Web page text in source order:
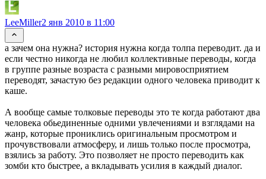
LeeMiller2 янв 2010 в 11:00
а зачем она нужна? история нужна когда толпа переводит. да и
если честно никогда не любил коллективные переводы, когда
в группе разные возраста с разными мировосприятием
переводят, зачастую без редакции одного человека приводит к
каше.
А вообще самые толковые переводы это те когда работают два
человека обьединенные одними увлечениями и взглядами на
жанр, которые прониклись оригинальным просмотром и
прочувствовали атмосферу, и лишь только после просмотра,
взялись за работу. Это позволяет не просто переводить как
зомби кто быстрее, а вкладывать усилия в каждый диалог.